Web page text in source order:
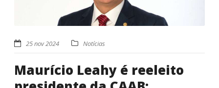
25 nov 2024 Notícias
Maurício Leahy é reeleito